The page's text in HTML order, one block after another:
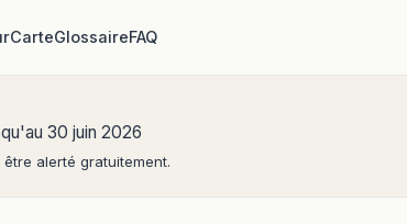
CarteGlossaireFAQ
30 juin 2026
alerté gratuitement.